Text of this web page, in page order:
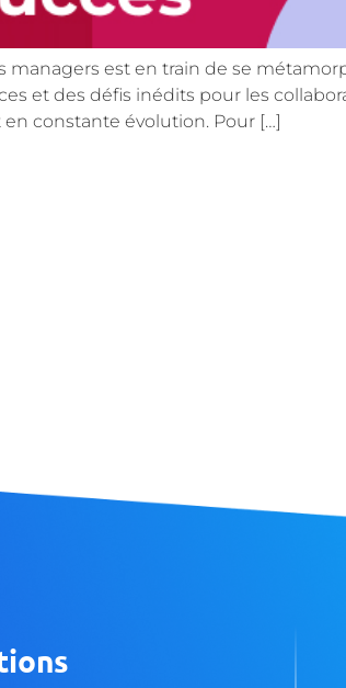
managers est en train de se
et des défis inédits pour les
constante évolution. Pour […]